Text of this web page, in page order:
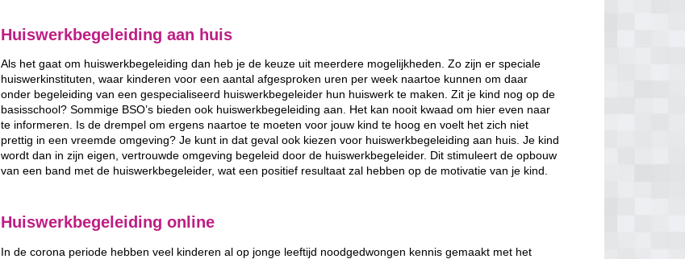
Huiswerkbegeleiding aan huis
Als het gaat om huiswerkbegeleiding dan heb je de keuze uit meerdere mogelijkheden. Zo zijn er speciale
huiswerkinstituten, waar kinderen voor een aantal afgesproken uren per week naartoe kunnen om daar
onder begeleiding van een gespecialiseerd huiswerkbegeleider hun huiswerk te maken. Zit je kind nog op de
basisschool? Sommige BSO’s bieden ook huiswerkbegeleiding aan. Het kan nooit kwaad om hier even naar
te informeren. Is de drempel om ergens naartoe te moeten voor jouw kind te hoog en voelt het zich niet
prettig in een vreemde omgeving? Je kunt in dat geval ook kiezen voor huiswerkbegeleiding aan huis. Je kind
wordt dan in zijn eigen, vertrouwde omgeving begeleid door de huiswerkbegeleider. Dit stimuleert de opbouw
van een band met de huiswerkbegeleider, wat een positief resultaat zal hebben op de motivatie van je kind.
Huiswerkbegeleiding online
In de corona periode hebben veel kinderen al op jonge leeftijd noodgedwongen kennis gemaakt met het